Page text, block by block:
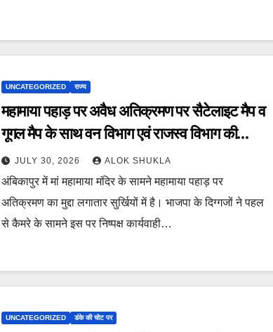
UNCATEGORIZED राज्य
महामाया पहाड़ पर अवैध अतिक्रमण पर सैटेलाइट मैप व
गूगल मैप के साथ वन विभाग एवं राजस्व विभाग की
संयुक्त टीम करे सीमांकन। पहल की विज्ञप्ति पर
पीसीसीएफ एवं कलेक्टर का बड़ा बयान। शीघ्र बनेगी
टीम,वन विभाग बड़ी योजना के तहत बनाएगा पार्क।
JULY 30, 2026 ALOK SHUKLA
अंबिकापुर में मां महामाया मंदिर के सामने महामाया पहाड़ पर
अतिक्रमण का मुद्दा लगातार सुर्खियों में है। भाजपा के दिग्गजों ने पहल
से कैमरे के सामने इस पर निष्पक्ष कार्यवाही…
UNCATEGORIZED डंके की चोट पर